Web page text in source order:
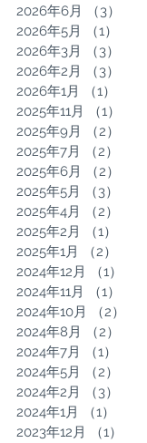
2026年6月
（3）
2026年5月
（1）
2026年3月
（3）
2026年2月
（3）
2026年1月
（1）
2025年11月
（1）
2025年9月
（2）
2025年7月
（2）
2025年6月
（2）
2025年5月
（3）
2025年4月
（2）
2025年2月
（1）
2025年1月
（2）
2024年12月
（1）
2024年11月
（1）
2024年10月
（2）
2024年8月
（2）
2024年7月
（1）
2024年5月
（2）
2024年2月
（3）
2024年1月
（1）
2023年12月
（1）